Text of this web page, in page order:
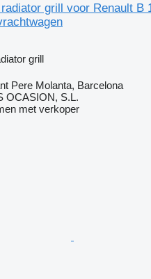
grill voor Renault B
grill
Pere Molanta, Barcelona
OCASION, S.L.
met verkoper